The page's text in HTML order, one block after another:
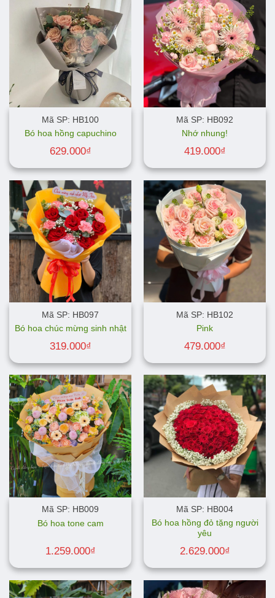
Mã SP: HB100
Bó hoa hồng capuchino
629.000₫
Mã SP: HB092
Nhớ nhung!
419.000₫
Mã SP: HB097
Bó hoa chúc mừng sinh nhật
319.000₫
Mã SP: HB102
Pink
479.000₫
Mã SP: HB009
Bó hoa tone cam
1.259.000₫
Mã SP: HB004
Bó hoa hồng đỏ tặng người
yêu
2.629.000₫